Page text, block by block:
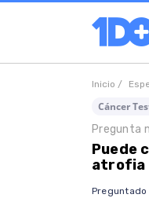
Inicio /
Cáncer
Pregunta
Puede
atrofia
Preguntado